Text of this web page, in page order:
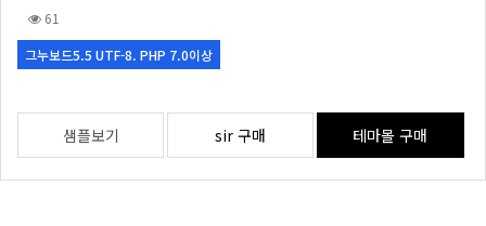
61
그누보드5.5 UTF-8. PHP 7.0이상
샘플보기 sir 구매 테마몰 구매